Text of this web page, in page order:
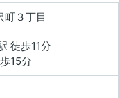
町３丁目
徒歩11分
15分